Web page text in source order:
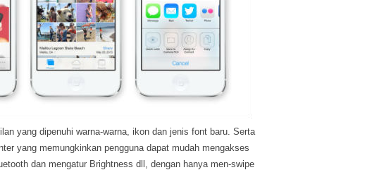
yang dipenuhi warna-warna, ikon dan jenis font baru. Serta
yang memungkinkan pengguna dapat mudah mengakses
dan mengatur Brightness dll, dengan hanya men-swipe